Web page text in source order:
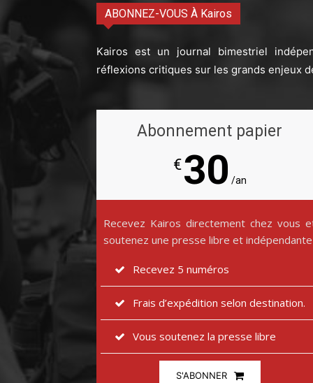
ABONNEZ-VOUS À Kairos
Kairos est un journal bimestriel
réflexions critiques sur les grands enjeux
Abonnement papier
€30 /an
Recevez Kairos directement chez vous
soutenez une presse libre et indépendante
Recevez 5 numéros
Frais d’expédition selon destination.
Vous soutenez la presse libre
S'ABONNER